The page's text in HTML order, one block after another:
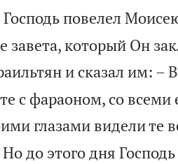
повелел
завета, который Он
и сказал им: –
с фараоном, со
глазами видели те
Но до этого дня